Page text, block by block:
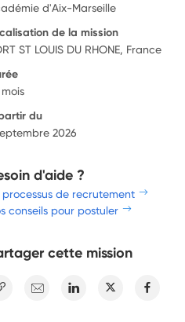
d'Aix-Marseille
de la mission
ST LOUIS DU RHONE, France
du
2026
d'aide ?
processus de recrutement
conseils pour postuler
cette mission
E-mail Linkedin Twitter